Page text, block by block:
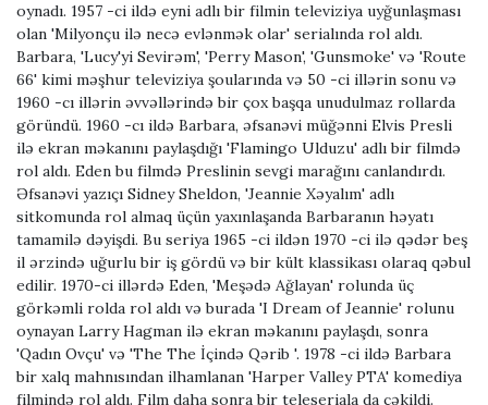
oynadı. 1957 -ci ildə eyni adlı bir filmin televiziya uyğunlaşması
olan 'Milyonçu ilə necə evlənmək olar' serialında rol aldı.
Barbara, 'Lucy'yi Sevirəm', 'Perry Mason', 'Gunsmoke' və 'Route
66' kimi məşhur televiziya şoularında və 50 -ci illərin sonu və
1960 -cı illərin əvvəllərində bir çox başqa unudulmaz rollarda
göründü. 1960 -cı ildə Barbara, əfsanəvi müğənni Elvis Presli
ilə ekran məkanını paylaşdığı 'Flamingo Ulduzu' adlı bir filmdə
rol aldı. Eden bu filmdə Preslinin sevgi marağını canlandırdı.
Əfsanəvi yazıçı Sidney Sheldon, 'Jeannie Xəyalım' adlı
sitkomunda rol almaq üçün yaxınlaşanda Barbaranın həyatı
tamamilə dəyişdi. Bu seriya 1965 -ci ildən 1970 -ci ilə qədər beş
il ərzində uğurlu bir iş gördü və bir kült klassikası olaraq qəbul
edilir. 1970-ci illərdə Eden, 'Meşədə Ağlayan' rolunda üç
görkəmli rolda rol aldı və burada 'I Dream of Jeannie' rolunu
oynayan Larry Hagman ilə ekran məkanını paylaşdı, sonra
'Qadın Ovçu' və 'The The İçində Qərib '. 1978 -ci ildə Barbara
bir xalq mahnısından ilhamlanan 'Harper Valley PTA' komediya
filmində rol aldı. Film daha sonra bir teleseriala da çəkildi.